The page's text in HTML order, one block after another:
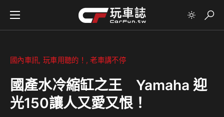
國內車訊 玩車用聽的！ 老車講不停
國產水冷縮缸之王 Yamaha 迎
光150讓人又愛又恨！